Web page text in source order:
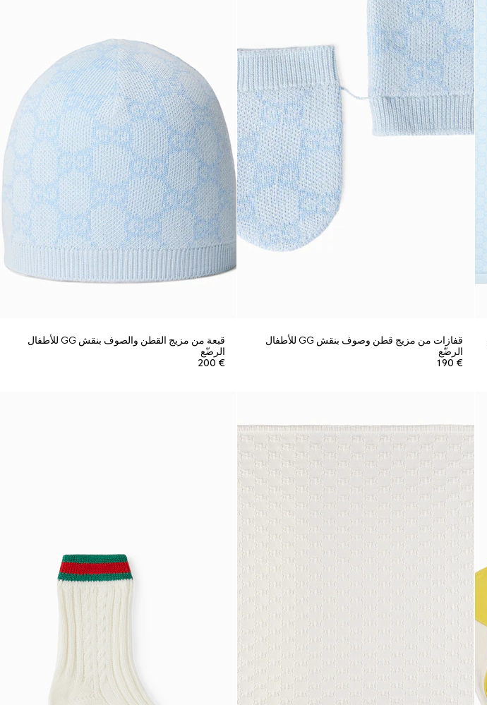
قفازات من مزيج قطن وصوف بنقش GG للأطفال
الرضّع
€ 190
قبعة من مزيج القطن والصوف بنقش GG للأطفال
الرضّع
€ 200